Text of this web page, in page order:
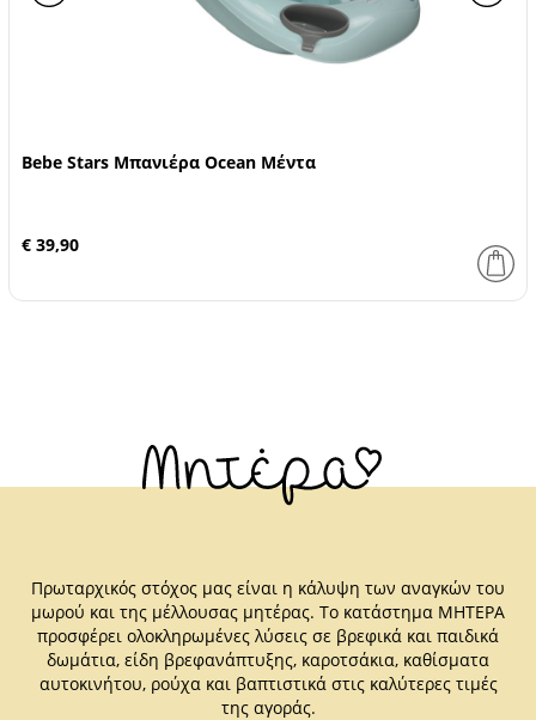
Bebe Stars Μπανιέρα Ocean Μέντα
€ 39,90
Πρωταρχικός στόχος μας είναι η κάλυψη των αναγκών του
μωρού και της μέλλουσας μητέρας. Το κατάστημα ΜΗΤΕΡΑ
προσφέρει ολοκληρωμένες λύσεις σε βρεφικά και παιδικά
δωμάτια, είδη βρεφανάπτυξης, καροτσάκια, καθίσματα
αυτοκινήτου, ρούχα και βαπτιστικά στις καλύτερες τιμές
της αγοράς.